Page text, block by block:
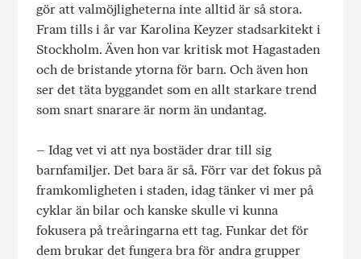
gör att valmöjligheterna inte alltid är så stora.
Fram tills i år var Karolina Keyzer stadsarkitekt i
Stockholm. Även hon var kritisk mot Hagastaden
och de bristande ytorna för barn. Och även hon
ser det täta byggandet som en allt starkare trend
som snart snarare är norm än undantag.
– Idag vet vi att nya bostäder drar till sig
barnfamiljer. Det bara är så. Förr var det fokus på
framkomligheten i staden, idag tänker vi mer på
cyklar än bilar och kanske skulle vi kunna
fokusera på treåringarna ett tag. Funkar det för
dem brukar det fungera bra för andra grupper